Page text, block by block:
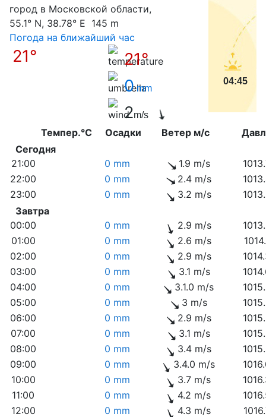
город в Московской области,
55.1° N, 38.78° E 145 m
Погода на ближайший час
21°
21°
0mm
2m/s
04:45
Темпер.°C Осадки Ветер м/с
Сегодня
21:00
0 mm 1.9 m/s
22:00
0 mm 2.4 m/s
23:00
0 mm 3.2 m/s
Завтра
00:00
0 mm 2.9 m/s
01:00
0 mm 2.6 m/s
02:00
0 mm 2.9 m/s
03:00
0 mm 3.1 m/s
04:00
0 mm 3.1.0 m/s
05:00
0 mm 3 m/s
06:00
0 mm 2.9 m/s
07:00
0 mm 3.1 m/s
08:00
0 mm 3.4 m/s
09:00
0 mm 3.4.0 m/s
10:00
0 mm 3.7 m/s
11:00
0 mm 4.2 m/s
12:00
0 mm 4.3 m/s